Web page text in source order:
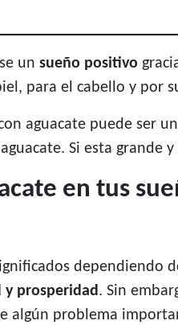
un sueño positivo
para el cabello y por
aguacate puede ser
Si esta
en tus
dependiendo
prosperidad. Sin
algún problema